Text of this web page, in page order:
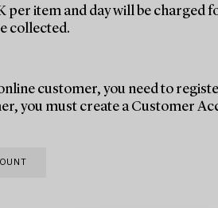
per item and day will be
collected.
customer, you need to
you must create a Customer